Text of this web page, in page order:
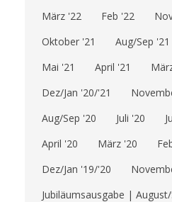
März '22
Feb '22
Oktober '21
Aug/Sep '21
Mai '21
April '21
Dez/Jan '20/'21
Aug/Sep '20
Juli '20
April '20
März '20
Dez/Jan '19/'20
Jubiläumsausgabe |